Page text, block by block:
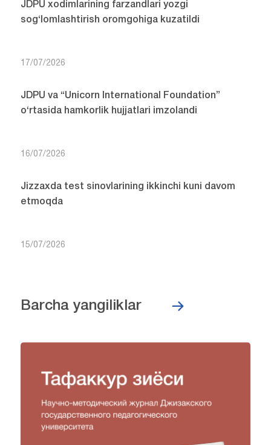
JDPU xodimlarining farzandlari yozgi
sog‘lomlashtirish oromgohiga kuzatildi
17/07/2026
JDPU va “Unicorn International Foundation”
o‘rtasida hamkorlik hujjatlari imzolandi
16/07/2026
Jizzaxda test sinovlarining ikkinchi kuni davom
etmoqda
15/07/2026
Barcha yangiliklar